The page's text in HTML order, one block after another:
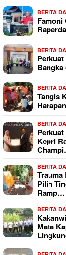
BERITA
Famoni
BERITA
Perkuat
Bangka
BERITA
Tangis
BERITA
Perkuat
Kepri
BERITA
Trauma
Pilih
Ramp…
BERITA
Mata